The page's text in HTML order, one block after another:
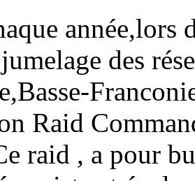
année,lors
des
Raid
raid , a pour